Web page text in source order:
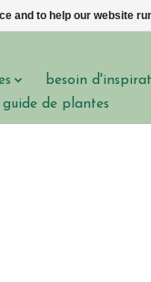
besoin
guide de plantes
and to help our website